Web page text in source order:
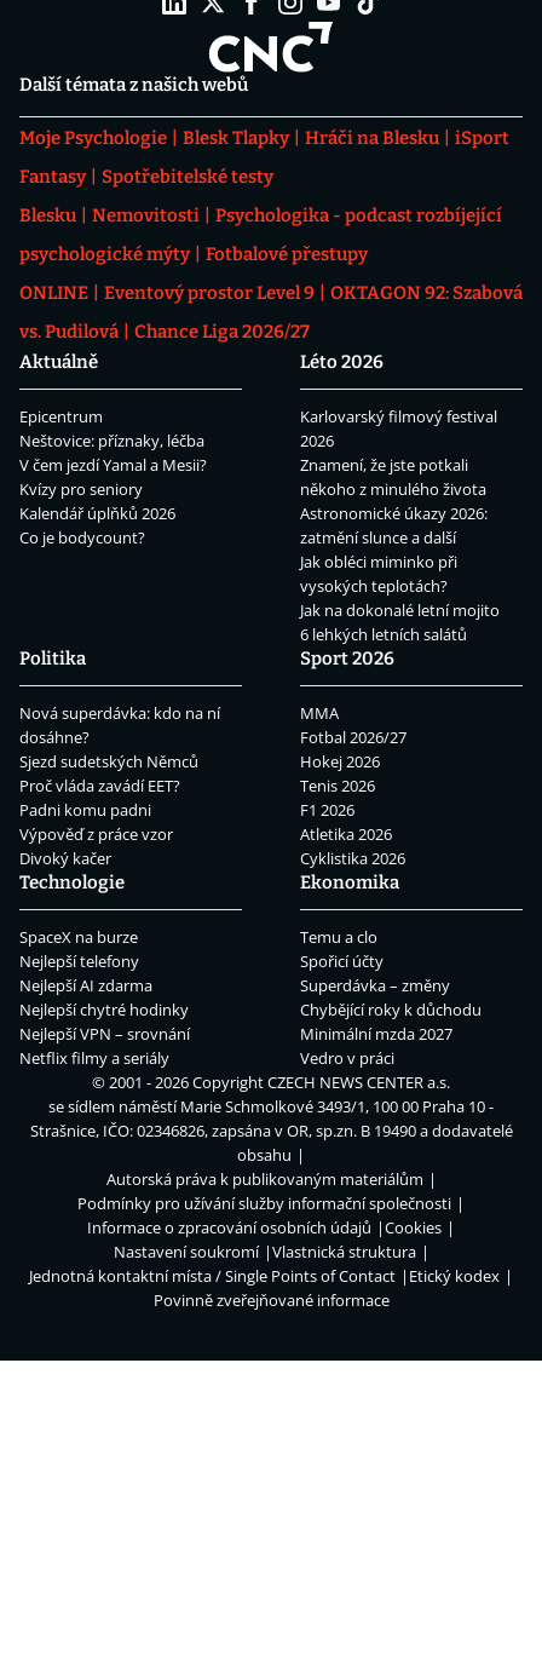
Další témata z našich webů
Moje Psychologie Blesk Tlapky Hráči na Blesku
iSport
Fantasy
Spotřebitelské testy
Blesku
Nemovitosti
Psychologika - podcast rozbíjející
psychologické mýty
Fotbalové přestupy
ONLINE
Eventový prostor Level 9
OKTAGON 92: Szabová
vs. Pudilová
Chance Liga 2026/27
Aktuálně
Epicentrum
Neštovice: příznaky, léčba
V čem jezdí Yamal a Mesii?
Kvízy pro seniory
Kalendář úplňků 2026
Co je bodycount?
Léto 2026
Karlovarský filmový festival
2026
Znamení, že jste potkali
někoho z minulého života
Astronomické úkazy 2026:
zatmění slunce a další
Jak obléci miminko při
vysokých teplotách?
Jak na dokonalé letní mojito
6 lehkých letních salátů
Politika
Nová superdávka: kdo na ní
dosáhne?
Sjezd sudetských Němců
Proč vláda zavádí EET?
Padni komu padni
Výpověď z práce vzor
Divoký kačer
Sport 2026
MMA
Fotbal 2026/27
Hokej 2026
Tenis 2026
F1 2026
Atletika 2026
Cyklistika 2026
Technologie
SpaceX na burze
Nejlepší telefony
Nejlepší AI zdarma
Nejlepší chytré hodinky
Nejlepší VPN – srovnání
Netflix filmy a seriály
Ekonomika
Temu a clo
Spořicí účty
Superdávka – změny
Chybějící roky k důchodu
Minimální mzda 2027
Vedro v práci
© 2001 - 2026 CopyrightCZECH NEWS CENTER a.s.
se sídlem náměstí Marie Schmolkové 3493/1, 100 00 Praha 10 -
Strašnice, IČO: 02346826, zapsána v OR, sp.zn. B 19490 a dodavatelé
obsahu
Autorská práva k publikovaným materiálům
Podmínky pro užívání služby informační společnosti
Informace o zpracování osobních údajů
Cookies
Nastavení soukromí
Vlastnická struktura
Jednotná kontaktní místa / Single Points of Contact
Etický kodex
Povinně zveřejňované informace